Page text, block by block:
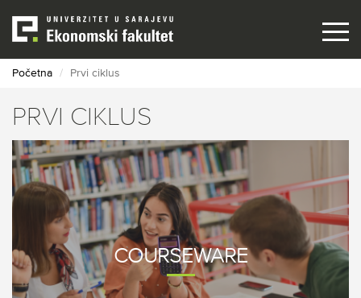
main
content
Početna
Prvi ciklus
PRVI CIKLUS
COURSEWARE